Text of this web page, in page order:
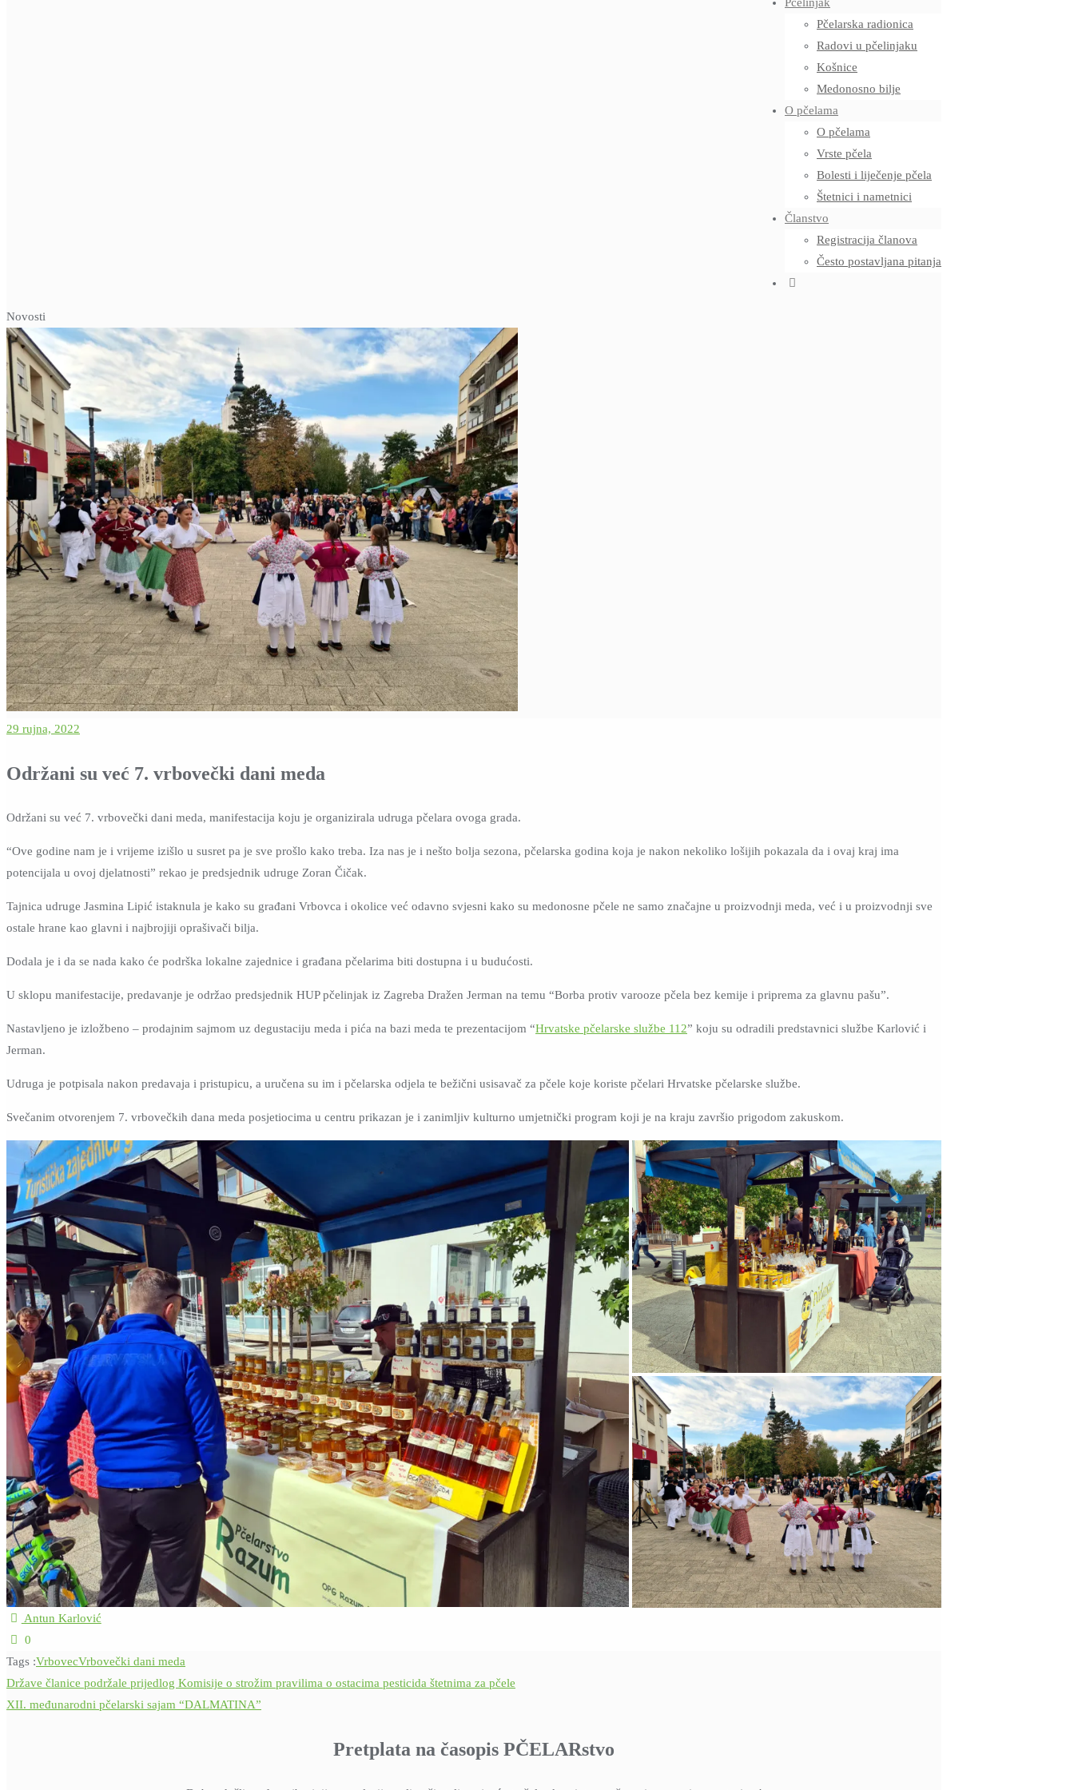
Pčelarska radionica
Radovi u pčelinjaku
Košnice
Medonosno bilje
O pčelama
O pčelama
Vrste pčela
Bolesti i liječenje pčela
Štetnici i nametnici
Članstvo
Registracija članova
Često postavljana pitanja
Novosti
29 rujna, 2022
Održani su već 7. vrbovečki dani meda
Održani su već 7. vrbovečki dani meda, manifestacija koju je organizirala udruga pčelara ovoga grada.
“Ove godine nam je i vrijeme izišlo u susret pa je sve prošlo kako treba. Iza nas je i nešto bolja sezona, pčelarska godina koja je nakon nekoliko lošijih pokazala da i ovaj kraj ima
potencijala u ovoj djelatnosti” rekao je predsjednik udruge Zoran Čičak.
Tajnica udruge Jasmina Lipić istaknula je kako su građani Vrbovca i okolice već odavno svjesni kako su medonosne pčele ne samo značajne u proizvodnji meda, već i u proizvodnji sve
ostale hrane kao glavni i najbrojiji oprašivači bilja.
Dodala je i da se nada kako će podrška lokalne zajednice i građana pčelarima biti dostupna i u budućosti.
U sklopu manifestacije, predavanje je održao predsjednik HUP pčelinjak iz Zagreba Dražen Jerman na temu “Borba protiv varooze pčela bez kemije i priprema za glavnu pašu”.
Nastavljeno je izložbeno – prodajnim sajmom uz degustaciju meda i pića na bazi meda te prezentacijom “Hrvatske pčelarske službe 112” koju su odradili predstavnici službe Karlović i
Jerman.
Udruga je potpisala nakon predavaja i pristupicu, a uručena su im i pčelarska odjela te bežični usisavač za pčele koje koriste pčelari Hrvatske pčelarske službe.
Svečanim otvorenjem 7. vrbovečkih dana meda posjetiocima u centru prikazan je i zanimljiv kulturno umjetnički program koji je na kraju završio prigodom zakuskom.
Antun Karlović
0
Tags :VrbovecVrbovečki dani meda
Navigacija
objava
Države članice podržale prijedlog Komisije o strožim pravilima o ostacima pesticida štetnima za pčele
XII. međunarodni pčelarski sajam “DALMATINA”
Pretplata na časopis PČELARstvo